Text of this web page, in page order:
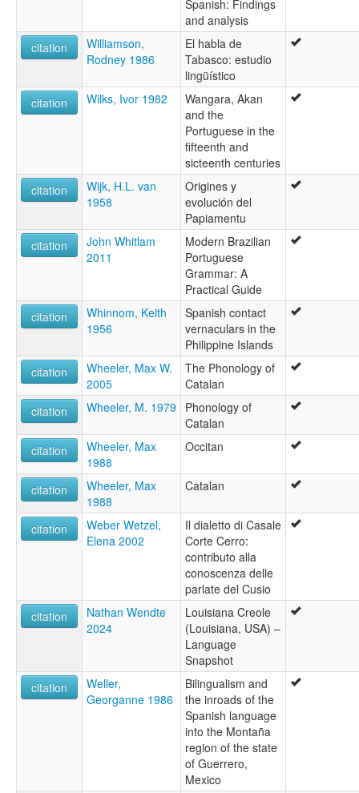
Spanish: Findings
and analysis
citation
Williamson,
Rodney 1986
El habla de
Tabasco: estudio
lingüístico
citation
Wilks, Ivor 1982
Wangara, Akan
and the
Portuguese in the
fifteenth and
sicteenth centuries
citation
Wijk, H.L. van
1958
Origines y
evolución del
Papiamentu
citation
John Whitlam
2011
Modern Brazilian
Portuguese
Grammar: A
Practical Guide
citation
Whinnom, Keith
1956
Spanish contact
vernaculars in the
Philippine Islands
citation
Wheeler, Max W.
2005
The Phonology of
Catalan
citation
Wheeler, M. 1979 Phonology of
Catalan
citation
Wheeler, Max
1988
Occitan
citation
Wheeler, Max
1988
Catalan
citation
Weber Wetzel,
Elena 2002
Il dialetto di Casale
Corte Cerro:
contributo alla
conoscenza delle
parlate del Cusio
citation
Nathan Wendte
2024
Louisiana Creole
(Louisiana, USA) –
Language
Snapshot
citation
Weller,
Georganne 1986
Bilingualism and
the inroads of the
Spanish language
into the Montaña
region of the state
of Guerrero,
Mexico